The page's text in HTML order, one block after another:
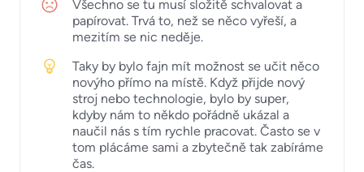
Všechno se tu musí složitě schvalovat a
papírovat. Trvá to, než se něco vyřeší, a
mezitím se nic neděje.
Taky by bylo fajn mít možnost se učit něco
novýho přímo na místě. Když přijde nový
stroj nebo technologie, bylo by super,
kdyby nám to někdo pořádně ukázal a
naučil nás s tím rychle pracovat. Často se v
tom plácáme sami a zbytečně tak zabíráme
čas.